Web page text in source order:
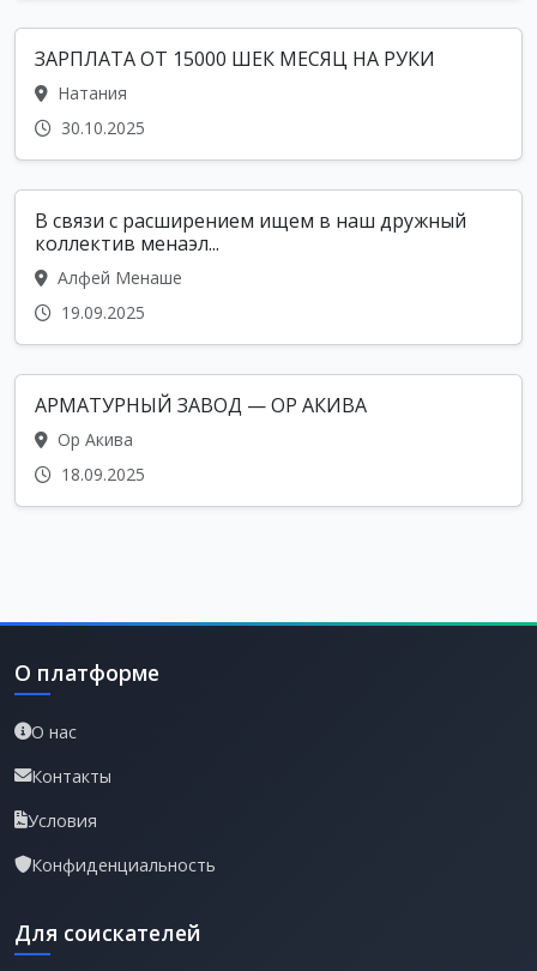
ЗАРПЛАТА ОТ 15000 ШЕК МЕСЯЦ НА РУКИ
Натания
30.10.2025
В связи с расширением ищем в наш дружный
коллектив менаэл...
Алфей Менаше
19.09.2025
АРМАТУРНЫЙ ЗАВОД — ОР АКИВА
Ор Акива
18.09.2025
О платформе
О нас
Контакты
Условия
Конфиденциальность
Для соискателей